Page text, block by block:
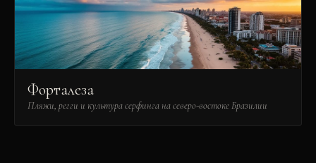
Форталеза
Пляжи, регги и культура серфинга на северо-востоке Бразилии